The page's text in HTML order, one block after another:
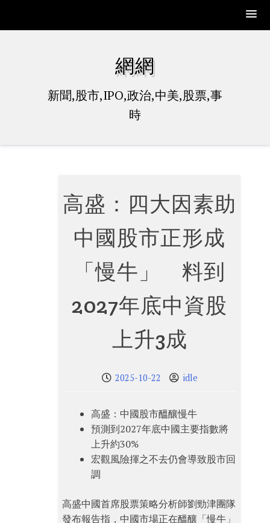
網網
新聞,股市,IPO,政治,中美,股票,事
時
高盛：四大因素助
中國股市正形成
「慢牛」 料到
2027年底中資股
上升3成
2025-10-22 idle
高盛：中國股市醞釀慢牛
預測到2027年底中國主要指數將
上升約30%
宏觀風險揮之不去仍會導致股市回
調
高盛中國首席股票策略分析師劉勁津團隊
發布報告指，中國市場正在醞釀「慢牛」